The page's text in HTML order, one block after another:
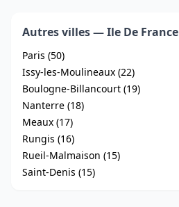
Autres villes — Ile De France
Paris (50)
Issy-les-Moulineaux (22)
Boulogne-Billancourt (19)
Nanterre (18)
Meaux (17)
Rungis (16)
Rueil-Malmaison (15)
Saint-Denis (15)